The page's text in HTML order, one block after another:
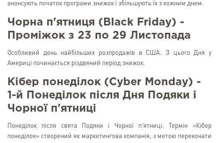
анонсують початок програми знижок і збільшують їх з кожним днем.
Чорна п'ятниця (Black Friday) -
Проміжок з 23 по 29 Листопада
Особливий день найбільших розпродажів в США. З цього Дня у
Америці починається різдвяний період знижок.
Кібер понеділок (Cyber Monday) -
1-й Понеділок після Дня Подяки і
Чорної п'ятниці
Понеділок після свята Подяки і Чорної п'ятниці. Термін «Кібер
понеділок» створений як маркетингова компанія, з метою переконати